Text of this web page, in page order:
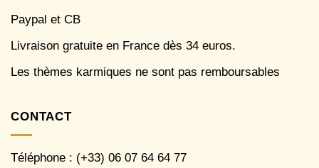
Paypal et CB
Livraison gratuite en France dès 34 euros.
Les thèmes karmiques ne sont pas remboursables
CONTACT
Téléphone : (+33) 06 07 64 64 77